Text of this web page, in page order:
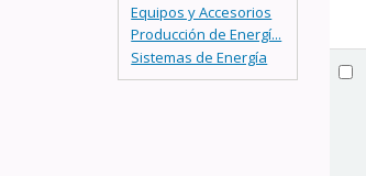
Equipos y Accesorios
Producción de Energí...
Sistemas de Energía